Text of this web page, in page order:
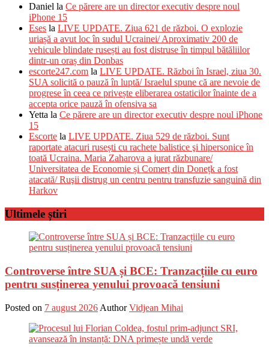
Daniel la Ce părere are un director executiv despre noul
iPhone 15
Eses la LIVE UPDATE. Ziua 621 de război. O explozie
uriașă a avut loc în sudul Ucrainei/ Aproximativ 200 de
vehicule blindate rusești au fost distruse în timpul bătăliilor
dintr-un oraș din Donbas
escorte247.com la LIVE UPDATE. Război în Israel, ziua 30.
SUA solicită o pauză în luptă/ Israelul spune că are nevoie de
progrese în ceea ce privește eliberarea ostaticilor înainte de a
accepta orice pauză în ofensiva sa
Yetta la Ce părere are un director executiv despre noul iPhone
15
Escorte la LIVE UPDATE. Ziua 529 de război. Sunt
raportate atacuri rusești cu rachete balistice şi hipersonice în
toată Ucraina. Maria Zaharova a jurat răzbunare/
Universitatea de Economie și Comerț din Donețk a fost
atacată/ Ruşii distrug un centru pentru transfuzie sanguină din
Harkov
Ultimele știri
Controverse între SUA și BCE: Tranzacțiile cu euro
pentru susținerea yenului provoacă tensiuni
Posted on 7 august 2026 Author Vidjean Mihai